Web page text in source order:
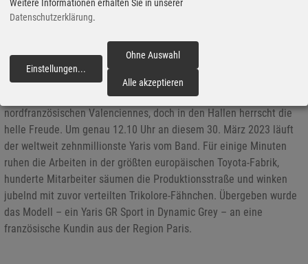
Toyota Yaris knackt weltweite Zehn-Millionen-Marke
31.03.2023 - Dunkle Wolken hängen über dem Toyota-Werk im
nordfranzösischen Valenciennes, doch in den Hallen herrscht die
helle Freude. Um genau 12.10 Uhr an diesem 30. März 2023 läuft
der weltweit zehnmillionste Yaris vom Band. Für einige Minuten
ruhen die Arbeiten in der größten europäischen Toyota-Fabrik,
hunderte Mitarbeiter säumen die Produktionsstraße und winken
jubelnd mit zuvor verteilten Trikolore-Fähnchen. Übergeben wurde
das Modell – ein Yaris GR Sport in Dynamic Grey – an eine
französische Kundin aus der Region Paris.
Weitere Informationen erhalten Sie in unserer
Datenschutzerklärung.
Einstellungen...
Ohne Auswahl
Alle akzeptieren